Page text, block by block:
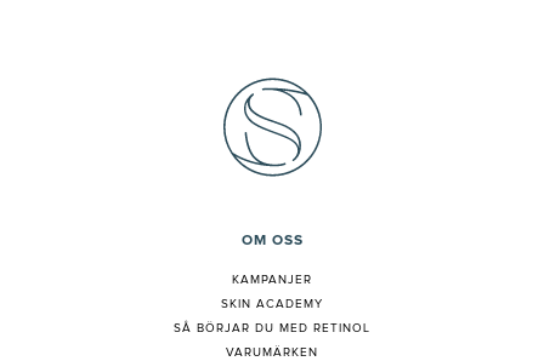
OM OSS
KAMPANJER
SKIN ACADEMY
SÅ BÖRJAR DU MED RETINOL
VARUMÄRKEN